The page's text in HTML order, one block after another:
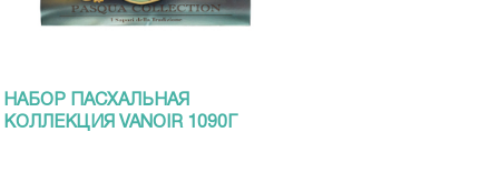
НАБОР ПАСХАЛЬНАЯ
КОЛЛЕКЦИЯ VANOIR 1090Г